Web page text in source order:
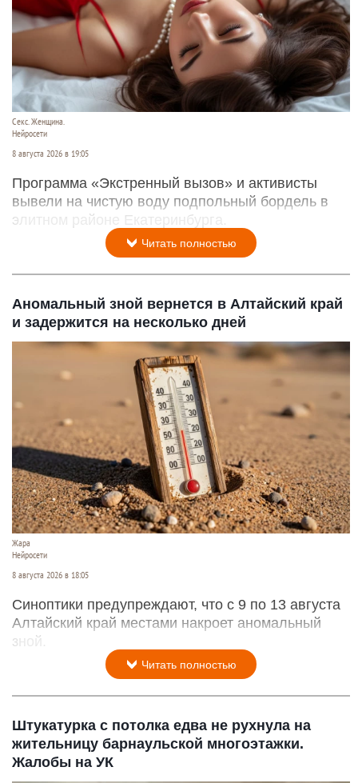
Секс. Женщина.
Нейросети
8 августа 2026 в 19:05
Программа «Экстренный вызов» и активисты
вывели на чистую воду подпольный бордель в
элитном районе Екатеринбурга.
Читать полностью
Аномальный зной вернется в Алтайский край
и задержится на несколько дней
Жара
Нейросети
8 августа 2026 в 18:05
Синоптики предупреждают, что с 9 по 13 августа
Алтайский край местами накроет аномальный
зной.
Читать полностью
Штукатурка с потолка едва не рухнула на
жительницу барнаульской многоэтажки.
Жалобы на УК